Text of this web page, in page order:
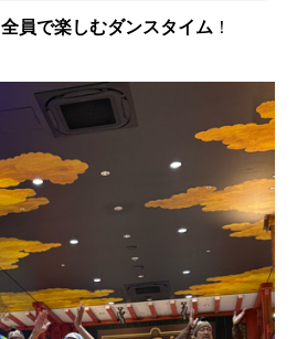
全員で楽しむダンスタイム ！